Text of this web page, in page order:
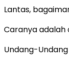
Lantas,
Caranya adalah
Undang-Undang